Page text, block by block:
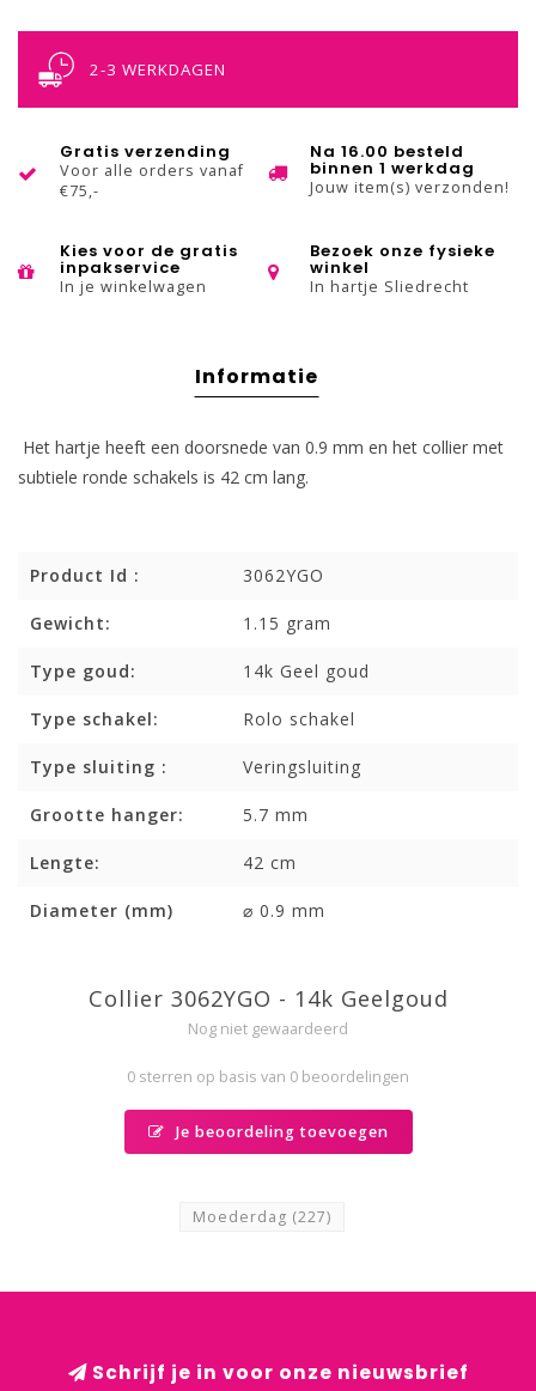
2-3 WERKDAGEN
Gratis verzending
Voor alle orders vanaf
€75,-
Na 16.00 besteld
binnen 1 werkdag
Jouw item(s) verzonden!
Kies voor de gratis
inpakservice
In je winkelwagen
Bezoek onze fysieke
winkel
In hartje Sliedrecht
Informatie
Het hartje heeft een doorsnede van 0.9 mm en het collier met
subtiele ronde schakels is 42 cm lang.
Product Id : 3062YGO
Gewicht: 1.15 gram
Type goud: 14k Geel goud
Type schakel: Rolo schakel
Type sluiting : Veringsluiting
Grootte hanger: 5.7 mm
Lengte: 42 cm
Diameter (mm) ⌀ 0.9 mm
Collier 3062YGO - 14k Geelgoud
Nog niet gewaardeerd
0 sterren op basis van 0 beoordelingen
Je beoordeling toevoegen
Moederdag (227)
Schrijf je in voor onze nieuwsbrief